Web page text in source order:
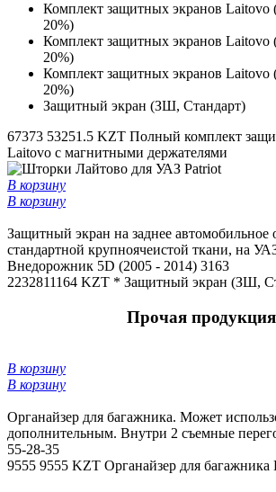
Комплект защитных экранов
20%)
Комплект защитных экранов Laitovo
20%)
Комплект защитных экранов
20%)
Защитный экран (ЗШ, Стандарт)
67373 53251.5 KZT Полный комплект
Laitovo с магнитными держателями
В корзину
В корзину
Защитный экран на заднее
стандартной крупноячеистой ткани, на
Внедорожник 5D (2005 - 2014) 3163
2232811164 KZT * Защитный экран (ЗШ,
Прочая продукция
В корзину
В корзину
Органайзер для багажника. Может
дополнительным. Внутри 2 съемные
55-28-35
9555 9555 KZT Органайзер для